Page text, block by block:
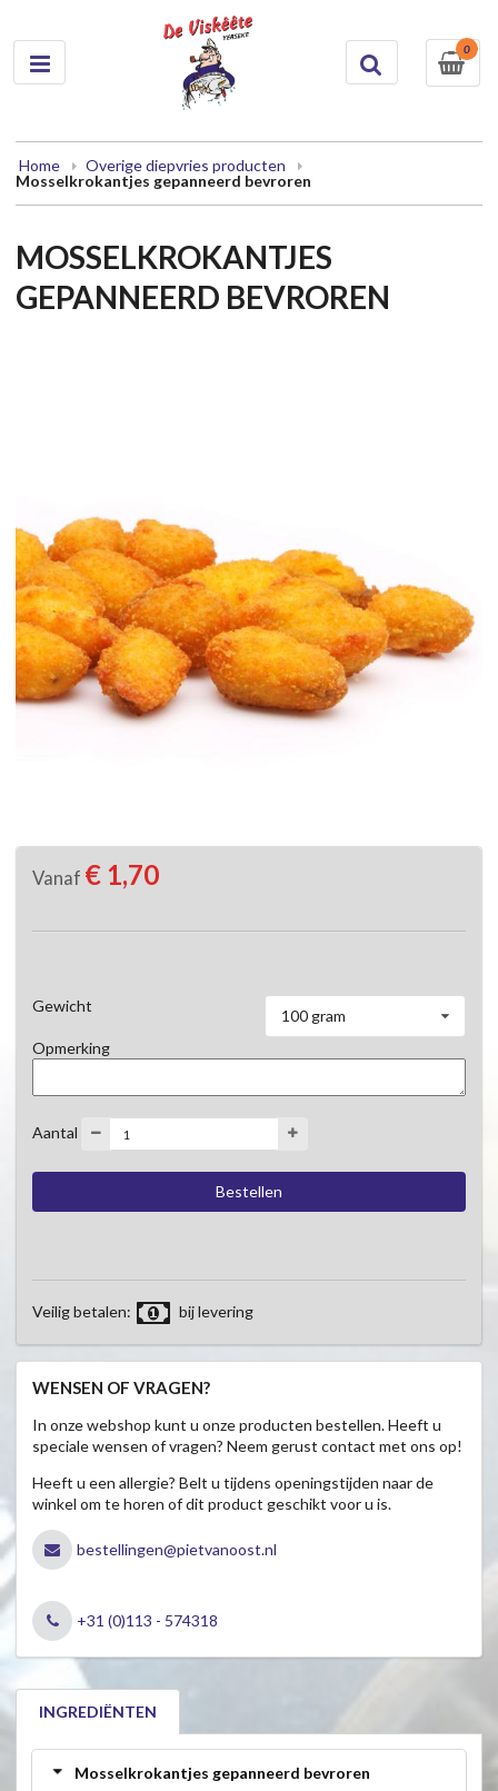
0
Home
Overige diepvries producten
Mosselkrokantjes gepanneerd bevroren
MOSSELKROKANTJES
GEPANNEERD BEVROREN
Vanaf € 1,70
Gewicht
100 gram
Opmerking
Aantal
Veilig betalen: bij levering
WENSEN OF VRAGEN?
In onze webshop kunt u onze producten bestellen. Heeft u
speciale wensen of vragen? Neem gerust contact met ons op!
Heeft u een allergie? Belt u tijdens openingstijden naar de
winkel om te horen of dit product geschikt voor u is.
bestellingen@pietvanoost.nl
+31 (0)113 - 574318
INGREDIËNTEN
Mosselkrokantjes gepanneerd bevroren